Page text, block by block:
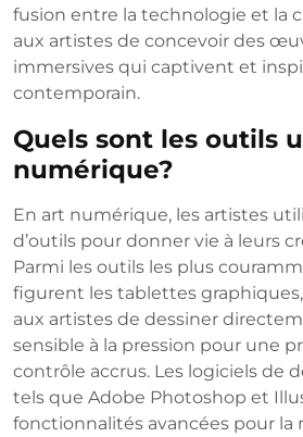
fusion entre la technologie et la
aux artistes de concevoir des
immersives qui captivent et
contemporain.
Quels sont les outils
numérique?
En art numérique, les artistes
d’outils pour donner vie à leurs
Parmi les outils les plus
figurent les tablettes
aux artistes de dessiner
sensible à la pression pour une
contrôle accrus. Les logiciels de
tels que Adobe Photoshop et
fonctionnalités avancées pour la